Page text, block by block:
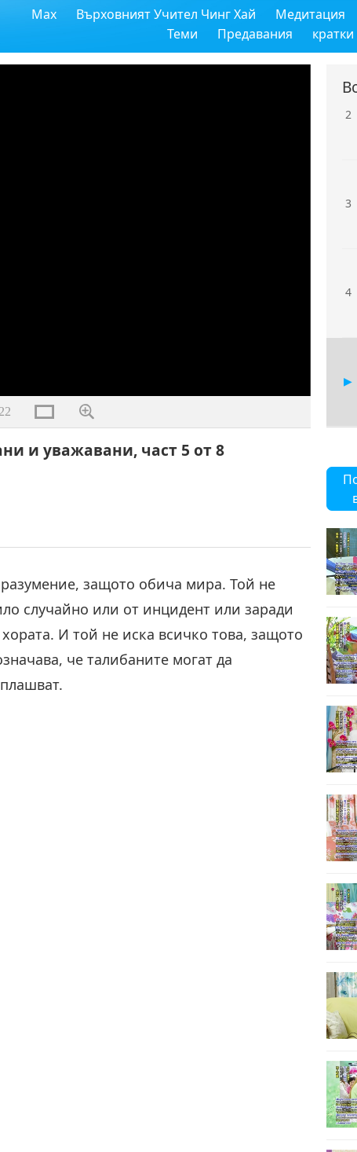
Max Върховният Учител Чинг Хай Медитация
Теми
Предавания
и уважавани, част 5 от 8
защото обича мира. Той не
случайно или от инцидент или заради
И той не иска всичко това, защото
че талибаните могат да
2
3
4
6
7
8